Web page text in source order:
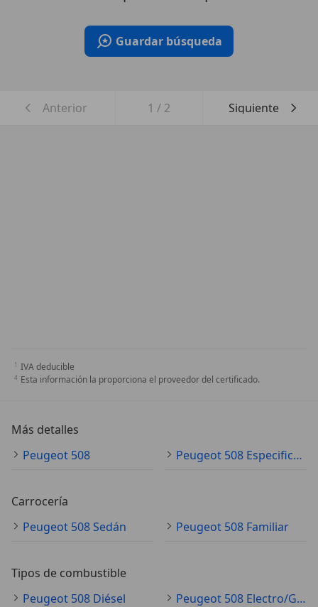
Guardar búsqueda
Anterior 1 / 2 Siguiente
IVA deducible
Esta información la proporciona el proveedor del certificado.
Más detalles
Peugeot 508
Peugeot 508 Especificaciones técnicas
Carrocería
Peugeot 508 Sedán
Peugeot 508 Familiar
Tipos de combustible
Peugeot 508 Diésel
Peugeot 508 Electro/Gasolina